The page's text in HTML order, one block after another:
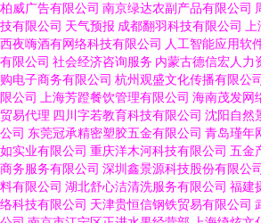
柏威广告有限公司 南京绿达农副产品有限公司
技有限公司 天气预报 成都翻羽科技有限公司
西夜嗨酒有网络科技有限公司 人工智能应用软
有限公司 社会经济咨询服务 内蒙古德信宏人力
购电子商务有限公司 杭州观盛文化传播有限公
限公司
上海芳蹬餐饮管理有限公司 海南茂发网
贸易代理 四川字若教育科技有限公司 沈阳自然
公司 东莞冠承精密塑胶五金有限公司 青岛瑾年
如实业有限公司 重庆洋木河科技有限公司 五金
商务服务有限公司 深圳鑫景源科技股份有限公
料有限公司 湖北舒心洁清洗服务有限公司 福建
络科技有限公司 天津贵恒信钢铁贸易有限公司